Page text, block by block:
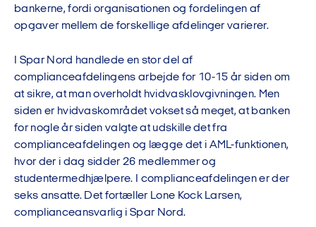
bankerne, fordi organisationen og fordelingen af
opgaver mellem de forskellige afdelinger varierer.
I Spar Nord handlede en stor del af
complianceafdelingens arbejde for 10-15 år siden om
at sikre, at man overholdt hvidvasklovgivningen. Men
siden er hvidvaskområdet vokset så meget, at banken
for nogle år siden valgte at udskille det fra
complianceafdelingen og lægge det i AML-funktionen,
hvor der i dag sidder 26 medlemmer og
studentermedhjælpere. I complianceafdelingen er der
seks ansatte. Det fortæller Lone Kock Larsen,
complianceansvarlig i Spar Nord.